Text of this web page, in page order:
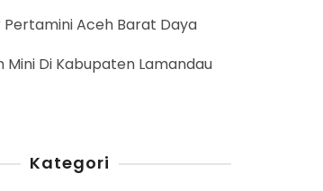
Aceh Barat Daya
Mini Di Kabupaten Lamandau
Kategori